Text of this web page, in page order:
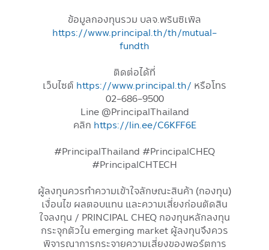
ข้อมูลกองทุนรวม บลจ.พรินซิเพิล
https://www.principal.th/th/mutual-
fundth
ติดต่อได้ที่
เว็บไซต์ https://www.principal.th/ หรือโทร
02-686-9500
Line @PrincipalThailand
คลิก https://lin.ee/C6KFF6E
#PrincipalThailand #PrincipalCHEQ
#PrincipalCHTECH
ผู้ลงทุนควรทำความเข้าใจลักษณะสินค้า (กองทุน)
เงื่อนไข ผลตอบแทน และความเสี่ยงก่อนตัดสิน
ใจลงทุน / PRINCIPAL CHEQ กองทุนหลักลงทุน
กระจุกตัวใน emerging market ผู้ลงทุนจึงควร
พิจารณาการกระจายความเสี่ยงของพอร์ตการ